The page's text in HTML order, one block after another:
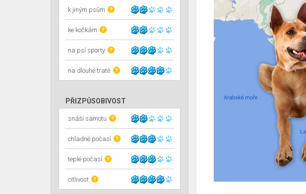
k jiným psům ?
ke kočkám ?
na psí sporty ?
na dlouhé tratě ?
PŘIZPŮSOBIVOST
snáší samotu ?
chladné počasí ?
teplé počasí ?
citlivost ?